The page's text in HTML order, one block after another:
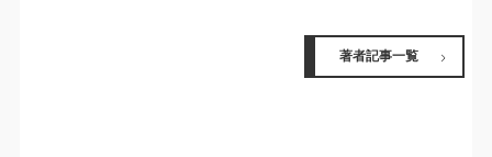
著者記事一覧